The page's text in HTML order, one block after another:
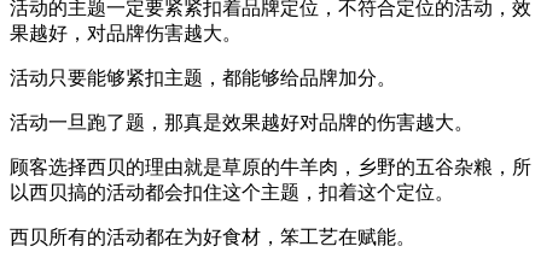
活动的主题一定要紧紧扣着品牌定位，不符合定位的活动，效
果越好，对品牌伤害越大。
活动只要能够紧扣主题，都能够给品牌加分。
活动一旦跑了题，那真是效果越好对品牌的伤害越大。
顾客选择西贝的理由就是草原的牛羊肉，乡野的五谷杂粮，所
以西贝搞的活动都会扣住这个主题，扣着这个定位。
西贝所有的活动都在为好食材，笨工艺在赋能。